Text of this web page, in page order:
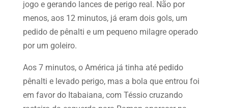
jogo e gerando lances de perigo real. Não por
menos, aos 12 minutos, já eram dois gols, um
pedido de pênalti e um pequeno milagre operado
por um goleiro.
Aos 7 minutos, o América já tinha até pedido
pênalti e levado perigo, mas a bola que entrou foi
em favor do Itabaiana, com Téssio cruzando